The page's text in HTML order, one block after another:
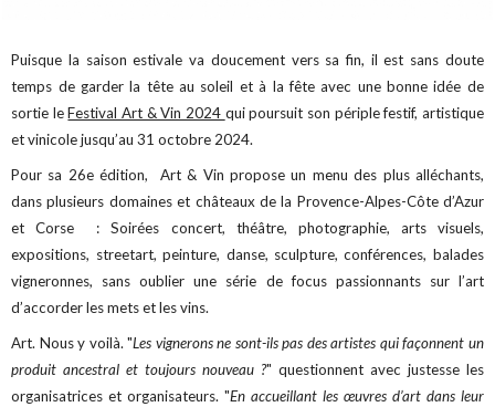
Puisque la saison estivale va doucement vers sa fin, il est sans doute
temps de garder la tête au soleil et à la fête avec une bonne idée de
sortie leFestival Art & Vin 2024 qui poursuit son périple festif, artistique
et vinicole jusqu’au 31 octobre 2024.
Pour sa 26e édition, Art & Vin propose un menu des plus alléchants,
dans plusieurs domaines et châteaux de la Provence-Alpes-Côte d’Azur
et Corse : Soirées concert, théâtre, photographie, arts visuels,
expositions, streetart, peinture, danse, sculpture, conférences, balades
vigneronnes, sans oublier une série de focus passionnants sur l’art
d’accorder les mets et les vins.
Art. Nous y voilà. "Les vignerons ne sont-ils pas des artistes qui façonnent un
produit ancestral et toujours nouveau ?" questionnent avec justesse les
organisatrices et organisateurs. "En accueillant les œuvres d’art dans leur